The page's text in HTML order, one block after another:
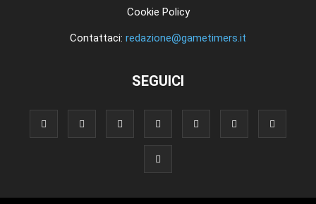
Cookie Policy
Contattaci: redazione@gametimers.it
SEGUICI